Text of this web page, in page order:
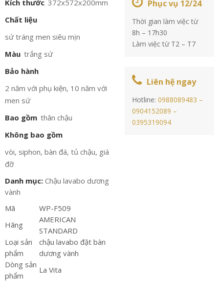
Kích thước 372x572x200mm
Chất liệu
sứ tráng men siêu mịn
Màu trắng sứ
Bảo hành
2 năm với phụ kiện, 10 năm với
men sứ
Bao gồm thân chậu
Không bao gồm
vòi, siphon, bàn đá, tủ chậu, giá
đỡ
Danh mục: Chậu lavabo dương
vành
Mã
WP-F509
Hãng
AMERICAN
STANDARD
Loại sản
phẩm
chậu lavabo đặt bàn
dương vành
Dòng sản
phẩm
La Vita
Phục vụ 12/24
Thời gian làm việc từ
8h – 17h30
Làm việc từ T2 – T7
Liên hệ ngay
Hotline:0988089483 –
0904152089 –
0395319094